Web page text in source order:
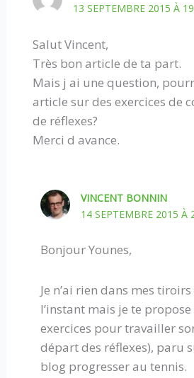
13 SEPTEMBRE 2015 À
Salut Vincent,
Très bon article de ta part.
Mais j ai une question,
article sur des exercices de
de réflexes?
Merci d avance.
VINCENT BONNIN
14 SEPTEMBRE 2015 À
Bonjour Younes,
Je n’ai rien dans mes
l’instant mais je te
exercices pour travailler
départ des réflexes), paru
blog progresser au tennis.